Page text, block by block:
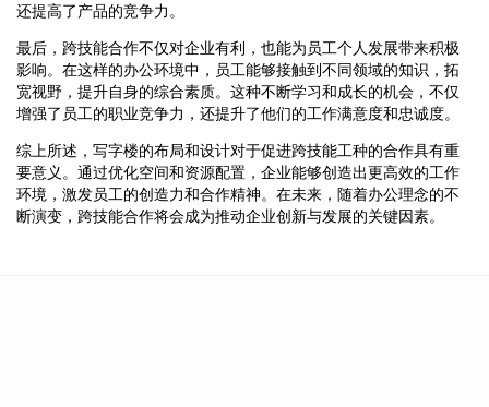
还提高了产品的竞争力。
最后，跨技能合作不仅对企业有利，也能为员工个人发展带来积极
影响。在这样的办公环境中，员工能够接触到不同领域的知识，拓
宽视野，提升自身的综合素质。这种不断学习和成长的机会，不仅
增强了员工的职业竞争力，还提升了他们的工作满意度和忠诚度。
综上所述，写字楼的布局和设计对于促进跨技能工种的合作具有重
要意义。通过优化空间和资源配置，企业能够创造出更高效的工作
环境，激发员工的创造力和合作精神。在未来，随着办公理念的不
断演变，跨技能合作将会成为推动企业创新与发展的关键因素。